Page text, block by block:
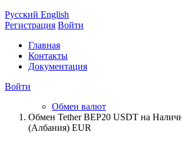
Русский English
Регистрация Войти
Главная
Контакты
Документация
Войти
Обмен валют
Обмен Tether BEP20 USDT на
(Албания) EUR